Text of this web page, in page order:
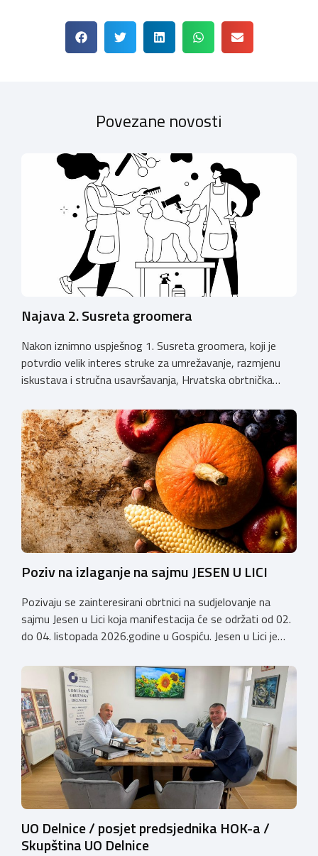
Povezane novosti
Najava 2. Susreta groomera
Nakon iznimno uspješnog 1. Susreta groomera, koji je
potvrdio velik interes struke za umrežavanje, razmjenu
iskustava i stručna usavršavanja, Hrvatska obrtnička
održati 12. rujna u Kongresnom centru na Zagrebačkom
velesajmu. Susret će i ove godine okupiti groomere,
stručnjake i zaljubljenike u njegu pasa iz cijele Hrvatske,
[…]
Poziv na izlaganje na sajmu JESEN U LICI
Pozivaju se zainteresirani obrtnici na sudjelovanje na
sajmu Jesen u Lici koja manifestacija će se održati od 02.
do 04. listopada 2026.godine u Gospiću. Jesen u Lici je
u Gospiću i prerasla je u najznačajnjiju gospodarsku,
kulturnu i etno manifestaciju na području Ličko-senjske
županije. Organizator izložbe […]
UO Delnice / posjet predsjednika HOK-a /
Skupština UO Delnice